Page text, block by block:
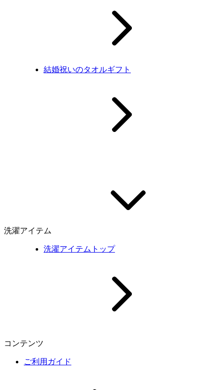
結婚祝いのタオルギフト
洗濯アイテム
洗濯アイテムトップ
コンテンツ
ご利用ガイド